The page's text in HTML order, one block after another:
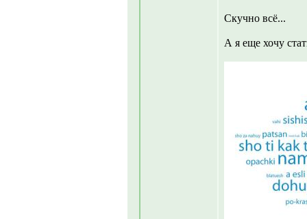
Скучно всё...
А я еще хочу